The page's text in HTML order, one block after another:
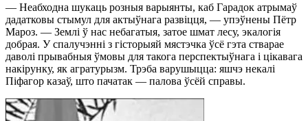
— Неабходна шукаць розныя варыянты, каб Гарадок атрымаў
дадатковы стымул для актыўнага развiцця, — упэўнены Пётр
Мароз. — Землi ў нас небагатыя, затое шмат лесу, экалогiя
добрая. У спалучэннi з гiсторыяй мястэчка ўсё гэта стварае
даволi прывабныя ўмовы для такога перспектыўнага i цiкавага
накiрунку, як агратурызм. Трэба варушыцца: яшчэ некалi
Пiфагор казаў, што пачатак — палова ўсёй справы.